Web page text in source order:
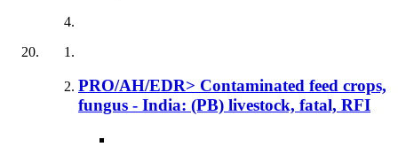
PRO/AH/EDR> Contaminated feed crops,
fungus - India: (PB) livestock, fatal, RFI